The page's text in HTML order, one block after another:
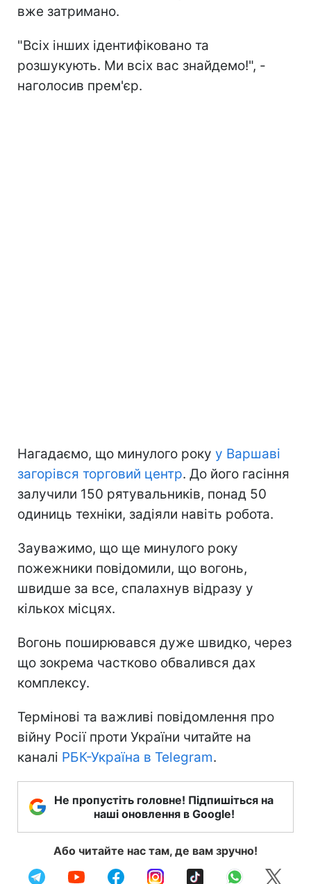
вже затримано.
"Всіх інших ідентифіковано та
розшукують. Ми всіх вас знайдемо!", -
наголосив прем'єр.
Нагадаємо, що минулого року у Варшаві
загорівся торговий центр. До його гасіння
залучили 150 рятувальників, понад 50
одиниць техніки, задіяли навіть робота.
Зауважимо, що ще минулого року
пожежники повідомили, що вогонь,
швидше за все, спалахнув відразу у
кількох місцях.
Вогонь поширювався дуже швидко, через
що зокрема частково обвалився дах
комплексу.
Термінові та важливі повідомлення про
війну Росії проти України читайте на
каналі РБК-Україна в Telegram.
Не пропустіть головне! Підпишіться на
наші оновлення в Google!
Або читайте нас там, де вам зручно!